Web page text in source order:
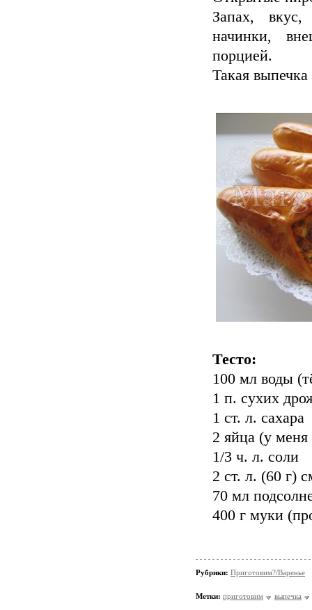
Запах, вкус,
начинки,
порцией.
Такая выпечка
Тесто:
100 мл воды
1 п. сухих
1 ст. л. сахара
2 яйца (у
1/3 ч. л. соли
2 ст. л. (60 г)
70 мл
400 г муки
Рубрики: Приготовим?/Варенье
Метки: приготовим выпечка